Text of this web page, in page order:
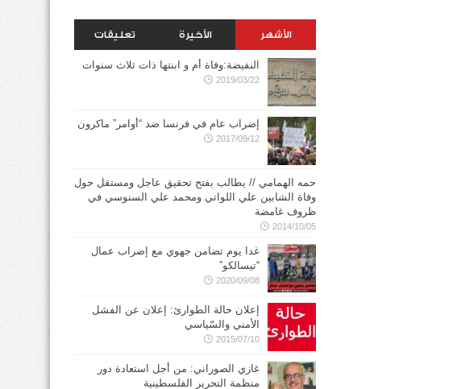
الأشهر الأخيرة تعليقات
النفيضة:وفاة أم و ابنتها ذات ثلاث سنوات
2019/03/22
إضراب عام في فرنسا ضد “أوامر” ماكرون
2017/09/12
حمه الهمامي // يطالب بفتح تحقيق عاجل ومستقل حول
وفاة الشابين علي اللواتي ومحمد علي السنوسي في
ظروف غامضة
2014/10/05
غدا يوم تضامن جهوي مع إضراب عمال
“تيسالكو”
2020/09/08
إعلان حالة الطوارئ: إعلان عن الفشل
الأمني والسّياسي
2015/07/10
غازي الصوراني: من أجل استعادة دور
منظمة التحرير الفلسطينية